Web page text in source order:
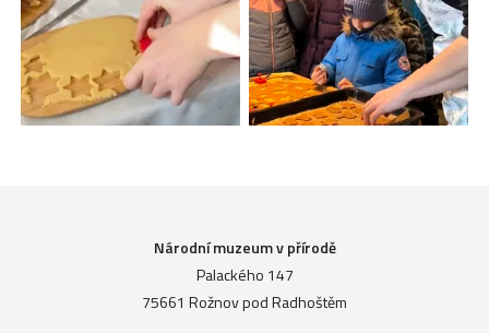
Národní muzeum v přírodě
Palackého 147
75661 Rožnov pod Radhoštěm